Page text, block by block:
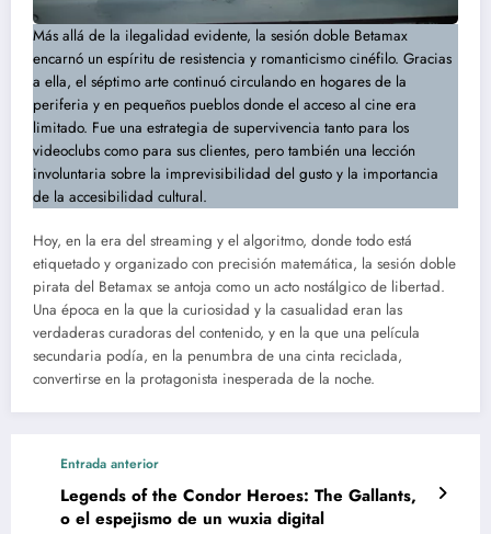
Más allá de la ilegalidad evidente, la sesión doble Betamax
encarnó un espíritu de resistencia y romanticismo cinéfilo. Gracias
a ella, el séptimo arte continuó circulando en hogares de la
periferia y en pequeños pueblos donde el acceso al cine era
limitado. Fue una estrategia de supervivencia tanto para los
videoclubs como para sus clientes, pero también una lección
involuntaria sobre la imprevisibilidad del gusto y la importancia
de la accesibilidad cultural.
Hoy, en la era del streaming y el algoritmo, donde todo está
etiquetado y organizado con precisión matemática, la sesión doble
pirata del Betamax se antoja como un acto nostálgico de libertad.
Una época en la que la curiosidad y la casualidad eran las
verdaderas curadoras del contenido, y en la que una película
secundaria podía, en la penumbra de una cinta reciclada,
convertirse en la protagonista inesperada de la noche.
Entrada anterior
Legends of the Condor Heroes: The Gallants,
o el espejismo de un wuxia digital